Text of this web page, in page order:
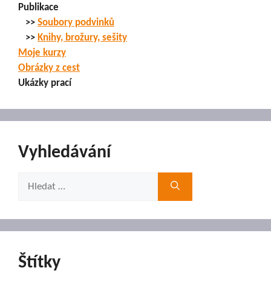
Publikace
>> Soubory podvinků
>> Knihy, brožury, sešity
Moje kurzy
Obrázky z cest
Ukázky prací
Vyhledávání
Štítky